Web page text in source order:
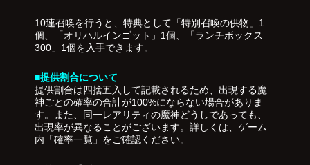
10連召喚を行うと、特典として「特別召喚の供物」1
個、「オリハルインゴット」1個、「ランチボックス
300」1個を入手できます。
■提供割合について
提供割合は四捨五入して記載されるため、出現する魔
神ごとの確率の合計が100%にならない場合がありま
す。また、同一レアリティの魔神どうしであっても、
出現率が異なることがございます。詳しくは、ゲーム
内「確率一覧」をご確認ください。